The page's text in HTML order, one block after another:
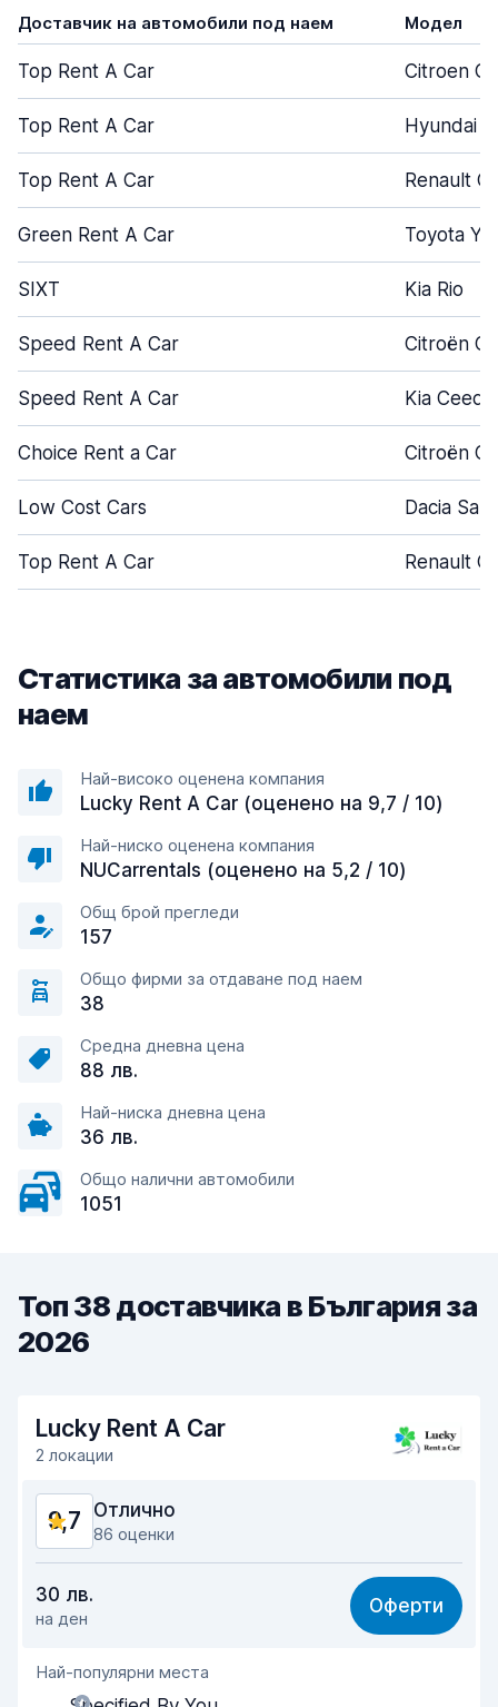
Доставчик на автомобили под наем Модел
Top Rent A Car Citroen
Top Rent A Car Hyundai
Top Rent A Car Renault
Green Rent A Car Toyota
SIXT Kia Rio
Speed Rent A Car Citroën
Speed Rent A Car Kia Ceed
Choice Rent a Car Citroën
Low Cost Cars Dacia
Top Rent A Car Renault
Статистика за автомобили под
наем
Най-високо оценена компания
Lucky Rent A Car (оценено на 9,7 / 10)
Най-ниско оценена компания
NUCarrentals (оценено на 5,2 / 10)
Общ брой прегледи
157
Общо фирми за отдаване под наем
38
Средна дневна цена
88 лв.
Най-ниска дневна цена
36 лв.
Общо налични автомобили
1051
Топ 38 доставчика в България за
2026
Lucky Rent A Car
2 локации
9,7 Отлично
86 оценки
9,6
Лесно намиране 9,8
Отзивчивост на агента
30 лв.
на ден
Оферти
Най-популярни места